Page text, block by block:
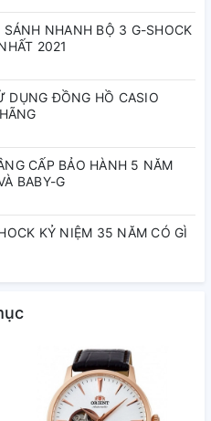
SÁNH NHANH BỘ 3 G-SHOCK
2021
DỤNG ĐỒNG HỒ CASIO
CẤP BẢO HÀNH 5 NĂM
BABY-G
KỶ NIỆM 35 NĂM CÓ GÌ